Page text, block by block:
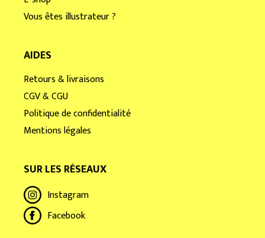
Vous êtes illustrateur ?
AIDES
Retours & livraisons
CGV & CGU
Politique de confidentialité
Mentions légales
SUR LES RÉSEAUX
Instagram
Facebook